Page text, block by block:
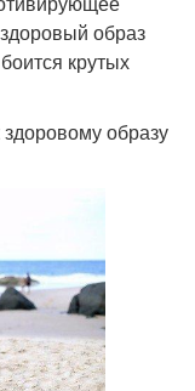
образ
крутых
образу